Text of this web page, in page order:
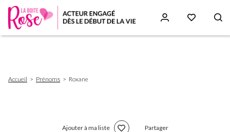
d'Ariane
Accueil Prénoms Roxane
Ajouter à ma liste Partager